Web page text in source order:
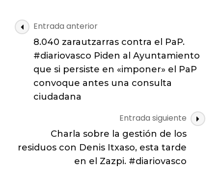
jaso
dituzte
|
Zarauzko
Hitza
Navegación
de
entradas
Entrada anterior
8.040 zarautzarras contra el PaP.
#diariovasco Piden al Ayuntamiento
que si persiste en «imponer» el PaP
convoque antes una consulta
ciudadana
Entrada siguiente
Charla sobre la gestión de los
residuos con Denis Itxaso, esta tarde
en el Zazpi. #diariovasco